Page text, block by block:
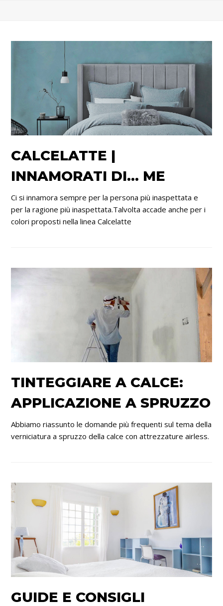
CALCELATTE |
INNAMORATI DI… ME
Ci si innamora sempre per la persona più inaspettata e
per la ragione più inaspettata.Talvolta accade anche per i
colori proposti nella linea Calcelatte
TINTEGGIARE A CALCE:
APPLICAZIONE A SPRUZZO
Abbiamo riassunto le domande più frequenti sul tema della
verniciatura a spruzzo della calce con attrezzature airless.
GUIDE E CONSIGLI